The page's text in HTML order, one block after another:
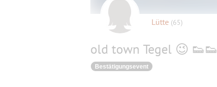
Lütte (65)
old town Tegel 😉 👟👟
Bestätigungsevent